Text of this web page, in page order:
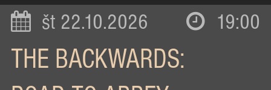
št 22.10.2026 19:00
THE BACKWARDS: